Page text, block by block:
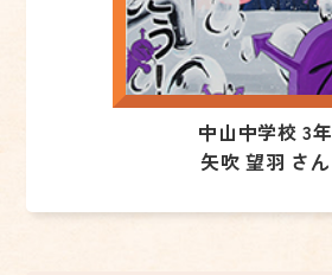
中山中学校 3年
矢吹 望羽 さん